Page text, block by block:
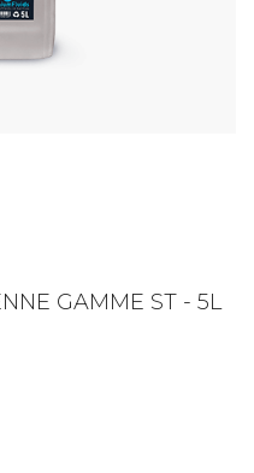
GAMME ST - 5L